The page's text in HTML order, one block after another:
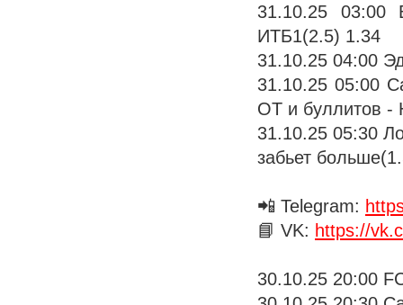
31.10.25 03:00
ИТБ1(2.5) 1.34
31.10.25 04:00
31.10.25 05:00
ОТ и буллитов -
31.10.25 05:30
забьет
📲 Telegram:
📘 VK: https://
30.10.25 20:00